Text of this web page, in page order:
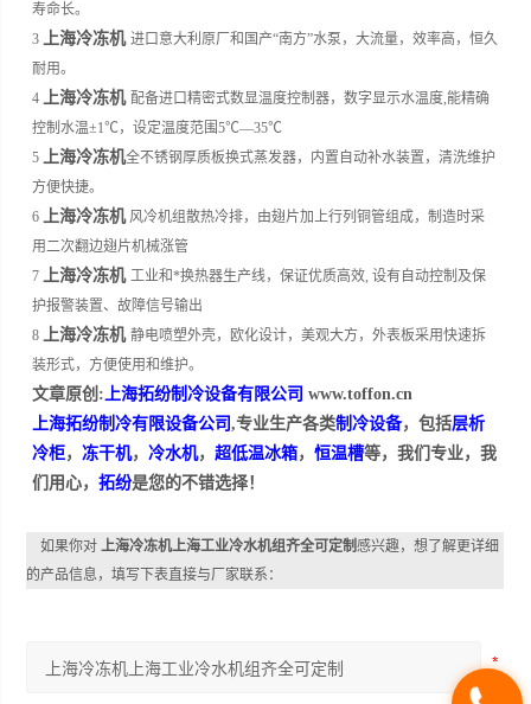
寿命长。
3上海冷冻机 进口意大利原厂和国产“南方”水泵，大流量，效率高，恒久
耐用。
4上海冷冻机 配备进口精密式数显温度控制器，数字显示水温度,能精确
控制水温±1℃，设定温度范围5℃—35℃
5 上海冷冻机全不锈钢厚质板换式蒸发器，内置自动补水装置，清洗维护
方便快捷。
6上海冷冻机 风冷机组散热冷排，由翅片加上行列铜管组成，制造时采
用二次翻边翅片机械涨管
7 上海冷冻机 工业和*换热器生产线，保证优质高效, 设有自动控制及保
护报警装置、故障信号输出
8 上海冷冻机 静电喷塑外壳，欧化设计，美观大方，外表板采用快速拆
装形式，方便使用和维护。
文章原创:上海拓纷制冷设备有限公司 www.toffon.cn
上海拓纷制冷有限设备公司,专业生产各类制冷设备，包括层析
冷柜， 冻干机，冷水机，超低温冰箱，恒温槽等，我们专业，我
们用心，拓纷是您的不错选择！
如果你对上海冷冻机上海工业冷水机组齐全可定制感兴趣，想了解更详细
的产品信息，填写下表直接与厂家联系：